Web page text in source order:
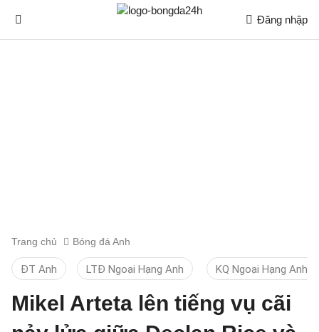
Đăng nhập
Trang chủ Bóng đá Anh
ĐT Anh LTĐ Ngoại Hạng Anh KQ Ngoại Hạng Anh
Mikel Arteta lên tiếng vụ cãi